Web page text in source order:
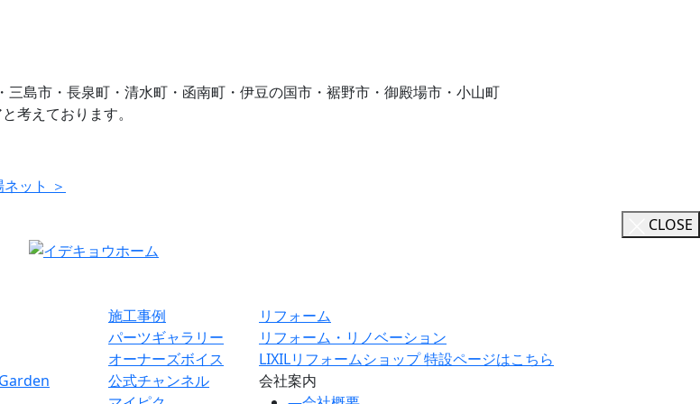
島市・長泉町・清水町・函南町・伊豆の国市・裾野市・御殿場市・小山町
考えております。
ット ＞
CLOSE
施工事例
パーツギャラリー
オーナーズボイス
公式チャンネル
リフォーム
リフォーム・リノベーション
LIXILリフォームショップ 特設ページはこちら
会社案内